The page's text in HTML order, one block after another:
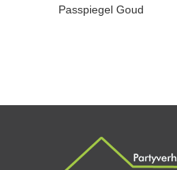
Passpiegel Goud